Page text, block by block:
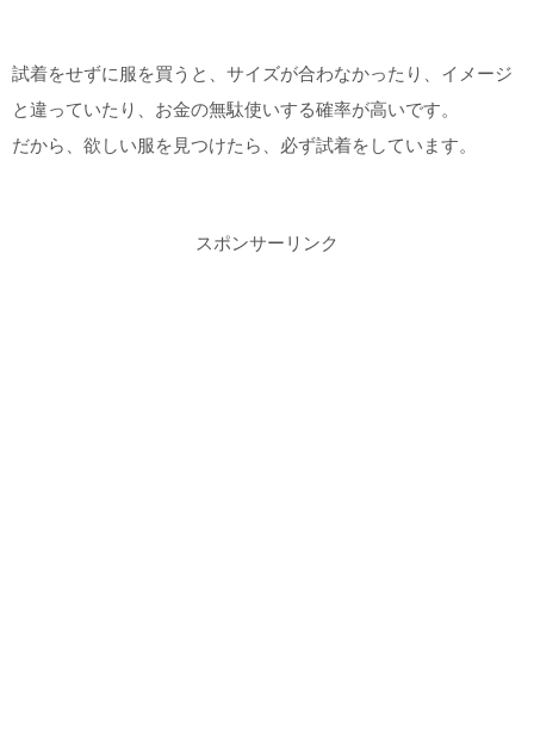
試着をせずに服を買うと、サイズが合わなかったり、イメージ
と違っていたり、お金の無駄使いする確率が高いです。
だから、欲しい服を見つけたら、必ず試着をしています。
スポンサーリンク